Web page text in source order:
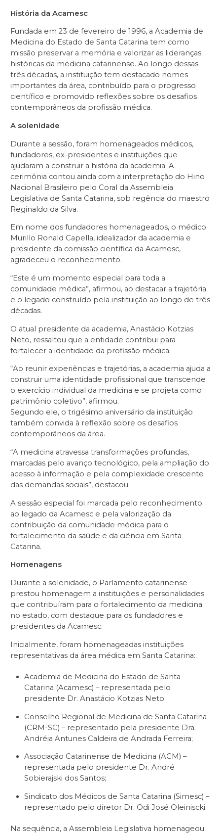
História da Acamesc
Fundada em 23 de fevereiro de 1996, a Academia de
Medicina do Estado de Santa Catarina tem como
missão preservar a memória e valorizar as lideranças
históricas da medicina catarinense. Ao longo dessas
três décadas, a instituição tem destacado nomes
importantes da área, contribuído para o progresso
científico e promovido reflexões sobre os desafios
contemporâneos da profissão médica.
A solenidade
Durante a sessão, foram homenageados médicos,
fundadores, ex-presidentes e instituições que
ajudaram a construir a história da academia. A
cerimônia contou ainda com a interpretação do Hino
Nacional Brasileiro pelo Coral da Assembleia
Legislativa de Santa Catarina, sob regência do maestro
Reginaldo da Silva.
Em nome dos fundadores homenageados, o médico
Murillo Ronald Capella, idealizador da academia e
presidente da comissão científica da Acamesc,
agradeceu o reconhecimento.
“Este é um momento especial para toda a
comunidade médica”, afirmou, ao destacar a trajetória
e o legado construído pela instituição ao longo de três
décadas.
O atual presidente da academia, Anastácio Kotzias
Neto, ressaltou que a entidade contribui para
fortalecer a identidade da profissão médica.
“Ao reunir experiências e trajetórias, a academia ajuda a
construir uma identidade profissional que transcende
o exercício individual da medicina e se projeta como
patrimônio coletivo”, afirmou.
Segundo ele, o trigésimo aniversário da instituição
também convida à reflexão sobre os desafios
contemporâneos da área.
“A medicina atravessa transformações profundas,
marcadas pelo avanço tecnológico, pela ampliação do
acesso à informação e pela complexidade crescente
das demandas sociais”, destacou.
A sessão especial foi marcada pelo reconhecimento
ao legado da Acamesc e pela valorização da
contribuição da comunidade médica para o
fortalecimento da saúde e da ciência em Santa
Catarina.
Homenagens
Durante a solenidade, o Parlamento catarinense
prestou homenagem a instituições e personalidades
que contribuíram para o fortalecimento da medicina
no estado, com destaque para os fundadores e
presidentes da Acamesc.
Inicialmente, foram homenageadas instituições
representativas da área médica em Santa Catarina:
Academia de Medicina do Estado de Santa
Catarina (Acamesc) – representada pelo
presidente Dr. Anastácio Kotzias Neto;
Conselho Regional de Medicina de Santa Catarina
(CRM-SC) – representado pela presidente Dra.
Andréia Antunes Caldeira de Andrada Ferreira;
Associação Catarinense de Medicina (ACM) –
representada pelo presidente Dr. André
Sobierajski dos Santos;
Sindicato dos Médicos de Santa Catarina (Simesc) –
representado pelo diretor Dr. Odi José Oleiniscki.
Na sequência, a Assembleia Legislativa homenageou